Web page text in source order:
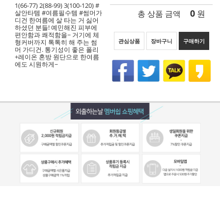
1(66-77) 2(88-99) 3(100-120) #
살안타템 #여름필수템 #썸머가
디건 한여름에 살 타는 거 싫어
하셨던 분들! 예민해진 피부에
편안함과 쾌적함을~ 거기에 체
형커버까지 톡톡히 해 주는 썸
머 가디건. 통기성이 좋은 폴리
+레이온 혼방 원단으로 한여름
에도 시원하게~
총 상품 금액 0 원
관심상품 장바구니 구매하기